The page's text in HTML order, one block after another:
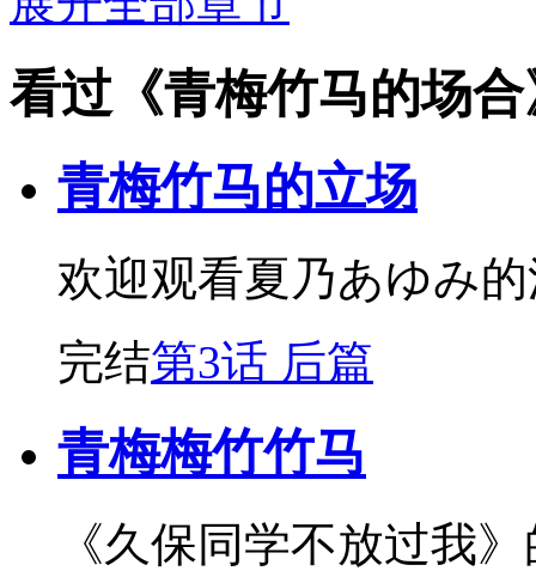
看过《青梅竹马的场
青梅竹马的立场
欢迎观看夏乃あゆみ
完结第3话 后篇
青梅梅竹竹马
《久保同学不放过我